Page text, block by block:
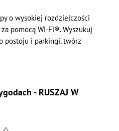
o wysokiej rozdzielczości
pomocą Wi-Fi®. Wyszukuj
postoju i parkingi, twórz
- RUSZAJ W